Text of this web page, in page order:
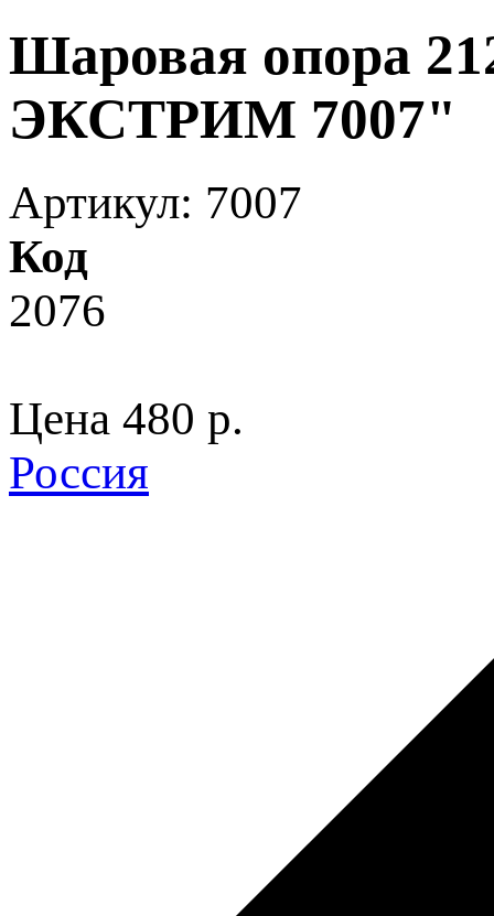
Шаровая опора
ЭКСТРИМ 7007"
Артикул: 7007
Код
2076
Цена 480 p.
Россия